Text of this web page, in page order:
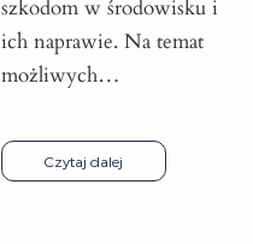
szkodom w środowisku i
ich naprawie. Na temat
możliwych…
Czytaj dalej